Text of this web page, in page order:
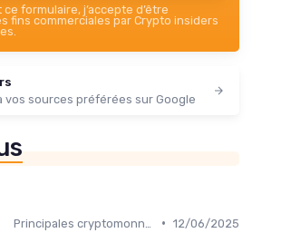
formulaire, j’accepte d’être
fins commerciales par Crypto insiders
vos sources préférées sur Google
• 12/06/2025